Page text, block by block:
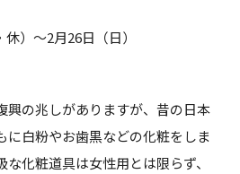
）～2月26日（日）
興の兆しがありますが、昔の日本
に白粉やお歯黒などの化粧をしま
化粧道具は女性用とは限らず、